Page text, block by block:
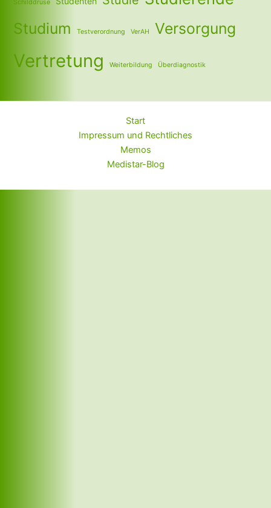
Schilddrüse
Studium Testverordnung VerAH Versorgung
Vertretung Weiterbildung Überdiagnostik
Start
Impressum und Rechtliches
Memos
Medistar-Blog